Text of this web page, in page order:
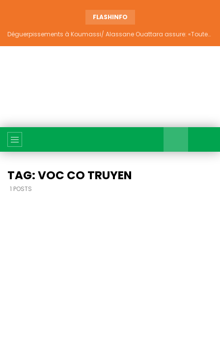
FLASHINFO
Déguerpissements à Koumassi/ Alassane Ouattara assure: «Toutes les responsabilités seront établies et elles donneront lieu aux sanctions prévues par la loi»
TAG: VOC CO TRUYEN
1 POSTS